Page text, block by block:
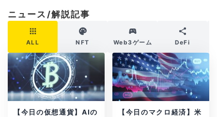
ニュース/解説記事
ALL NFT Web3ゲーム DeFi
【今日の仮想通貨】AIの
【今日のマクロ経済】米